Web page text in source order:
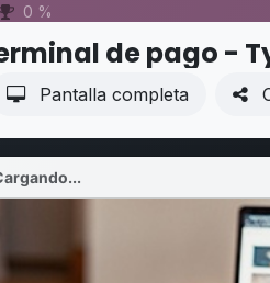
0 %
de pago -
Pantalla completa